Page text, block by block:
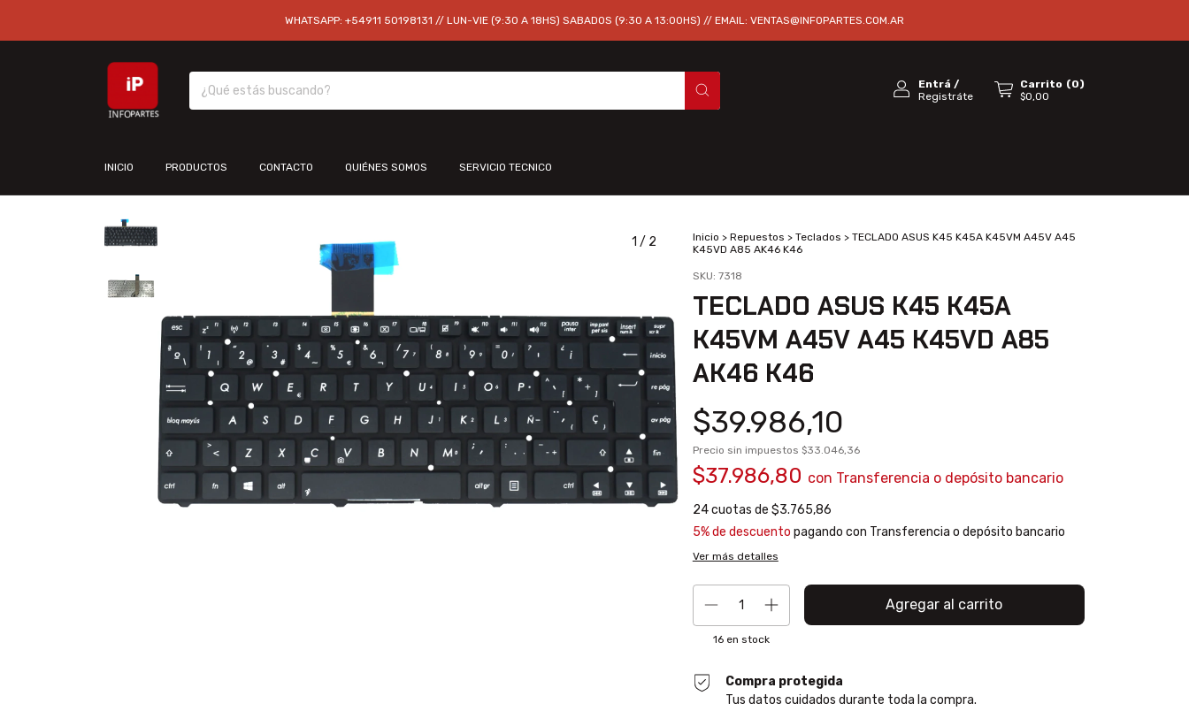
WHATSAPP: +54911 50198131 // LUN-VIE (9:30 A 18HS) SABADOS (9:30 A 13:00HS) // EMAIL: VENTAS@INFOPARTES.COM.AR
Entrá /
Registráte
Carrito (0)
$0,00
INICIO PRODUCTOS CONTACTO QUIÉNES SOMOS SERVICIO TECNICO
1 / 2 Inicio > Repuestos > Teclados > TECLADO ASUS K45 K45A K45VM A45V A45
K45VD A85 AK46 K46
SKU: 7318
TECLADO ASUS K45 K45A
K45VM A45V A45 K45VD A85
AK46 K46
$39.986,10
Precio sin impuestos $33.046,36
$37.986,80 con Transferencia o depósito bancario
24cuotas de $3.765,86
5% de descuento pagando con Transferencia o depósito bancario
Ver más detalles
16en stock
Compra protegida
Tus datos cuidados durante toda la compra.